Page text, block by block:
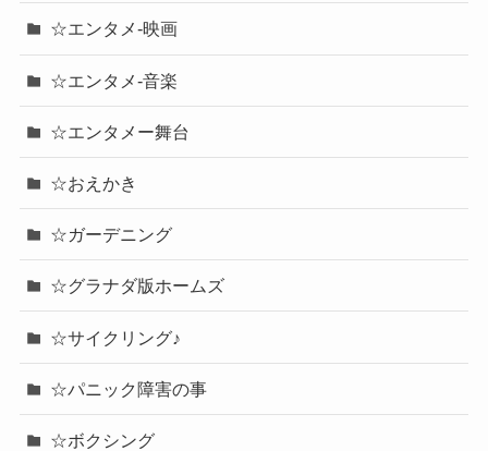
☆エンタメ-映画
☆エンタメ-音楽
☆エンタメー舞台
☆おえかき
☆ガーデニング
☆グラナダ版ホームズ
☆サイクリング♪
☆パニック障害の事
☆ボクシング